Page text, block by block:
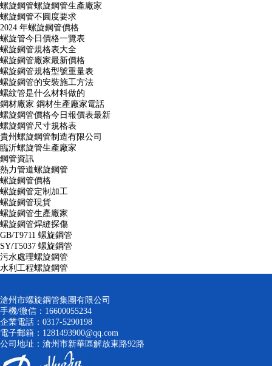
螺旋鋼管螺旋鋼管生產廠家
螺旋鋼管不圓度要求
2024 年螺旋鋼管價格
螺旋管今日價格一覽表
螺旋鋼管規格表大全
螺旋鋼管廠家最新價格
螺旋鋼管規格型號重量表
螺旋鋼管的安裝施工方法
螺紋管是什么材料做的
鋼材廠家 鋼材生產廠家電話
螺旋鋼管價格今日報價表最新
螺旋鋼管尺寸規格表
貴州螺旋鋼管制造有限公司
臨沂螺旋管生產廠家
鋼管資訊
熱力管道螺旋鋼管
螺旋鋼管價格
螺旋鋼管定制加工
螺旋鋼管現貨
螺旋鋼管生產廠家
螺旋鋼管焊縫探傷
GB/T9711 螺旋鋼管
SY/T5037 螺旋鋼管
污水處理螺旋鋼管
水利工程螺旋鋼管
滄州市螺旋鋼管集團有限公司
手機/微信：16600055234
企業電話：0317-5290198
電子郵箱：1281493900@qq.com
公司地址：滄州市新華區解放東路92路